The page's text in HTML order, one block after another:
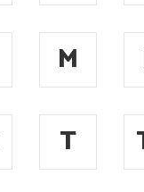
M
T